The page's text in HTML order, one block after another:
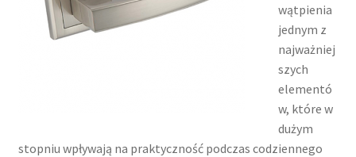
wątpienia
jednym z
najważniej
szych
elementó
w, które w
dużym
stopniu wpływają na praktyczność podczas codziennego